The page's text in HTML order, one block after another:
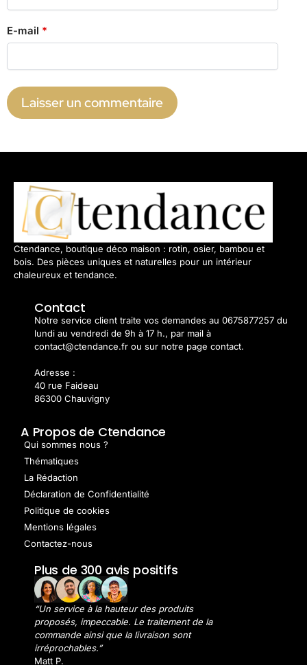
E-mail *
Ctendance, boutique déco maison : rotin, osier, bambou et
bois. Des pièces uniques et naturelles pour un intérieur
chaleureux et tendance.
Contact
Notre service client traite vos demandes au 0675877257 du
lundi au vendredi de 9h à 17 h., par mail à
contact@ctendance.fr ou sur notre page contact.
Adresse :
40 rue Faideau
86300 Chauvigny
A Propos de Ctendance
Qui sommes nous ?
Thématiques
La Rédaction
Déclaration de Confidentialité
Politique de cookies
Mentions légales
Contactez-nous
Plus de 300 avis positifs
“Un service à la hauteur des produits
proposés, impeccable. Le traitement de la
commande ainsi que la livraison sont
irréprochables.”
Matt P.